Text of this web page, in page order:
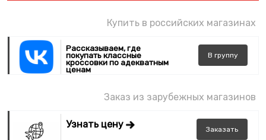
Купить в российских магазинах
Рассказываем, где
покупать классные
кроссовки по адекватным
ценам
В группу
Заказ из зарубежных магазинов
Узнать цену Заказать